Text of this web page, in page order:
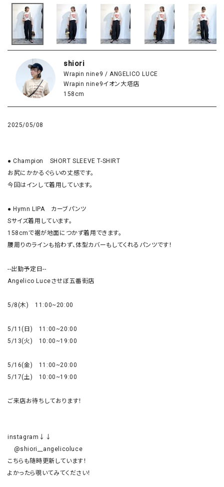
shiori
Wrapin nine9 / ANGELICO LUCE
Wrapin nine9イオン大塔店
158cm
2025/05/08
● Champion　SHORT SLEEVE T-SHIRT
お尻にかかるぐらいの丈感です。
今回はインして着用しています。
● Hymn LIPA　カーブパンツ
Sサイズ着用しています。
158cmで裾が地面につかず着用できます。
腰周りのラインも拾わず、体型カバーもしてくれるパンツです！
--出勤予定日--
Angelico Luceさせぼ五番街店
5/8(木)　11:00~20:00
5/11(日)　11:00~20:00
5/13(火)　10:00~19:00
5/16(金)　11:00~20:00
5/17(土)　10:00~19:00
ご来店お待ちしております！
instagram↓↓
@shiori__angelicoluce
こちらも随時更新しています！